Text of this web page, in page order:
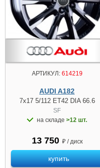
АРТИКУЛ:614219
AUDI A182
7x17 5/112 ET42 DIA 66.6
SF
на складе >12 шт.
13 750 ₽ / диск
купить